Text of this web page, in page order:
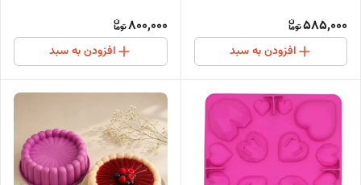
585,000
افزودن به سبد
800,000
افزودن به سبد